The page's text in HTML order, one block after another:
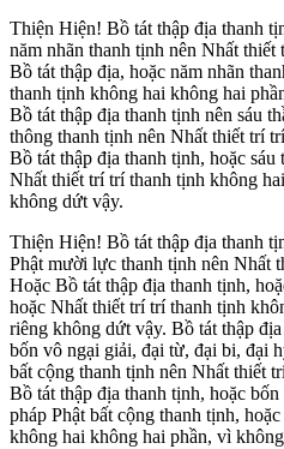
Thiện Hiện! Bồ tát thập địa thanh
năm nhãn thanh tịnh nên Nhất
Bồ tát thập địa, hoặc năm nhãn
thanh tịnh không hai không hai
Bồ tát thập địa thanh tịnh nên sáu
thông thanh tịnh nên Nhất thiết trí
Bồ tát thập địa thanh tịnh, hoặc
Nhất thiết trí trí thanh tịnh không
không dứt vậy.
Thiện Hiện! Bồ tát thập địa thanh
Phật mười lực thanh tịnh nên Nhất
Hoặc Bồ tát thập địa thanh tịnh,
hoặc Nhất thiết trí trí thanh tịnh
riêng không dứt vậy. Bồ tát thập
bốn vô ngại giải, đại từ, đại bi, đại
bất cộng thanh tịnh nên Nhất thiết
Bồ tát thập địa thanh tịnh, hoặc
pháp Phật bất cộng thanh tịnh,
không hai không hai phần, vì